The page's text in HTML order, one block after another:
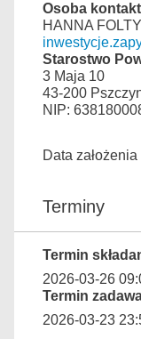
Osoba
HANNA
Starostwo
3 Maja 10
43-200
NIP:
Data
Terminy
Termin
2026-03-26
Termin
2026-03-23